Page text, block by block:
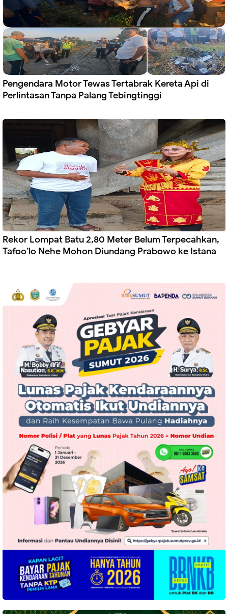
Pengendara Motor Tewas Tertabrak Kereta Api di
Perlintasan Tanpa Palang Tebingtinggi
Rekor Lompat Batu 2,80 Meter Belum Terpecahkan,
Tafoo’lo Nehe Mohon Diundang Prabowo ke Istana